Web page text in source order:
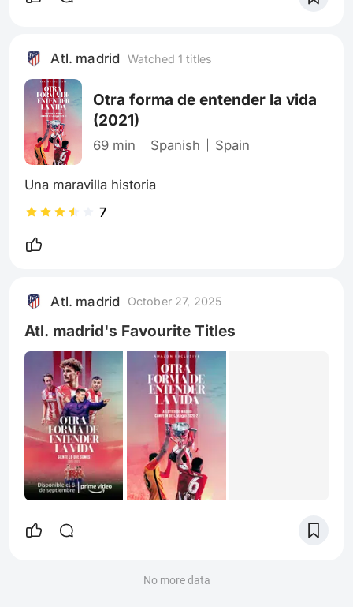
Atl. madrid Watched 1 titles
Otra forma de entender la vida
(2021)
69 min Spanish Spain
Una maravilla historia
7
Atl. madrid October 27, 2025
Atl. madrid's Favourite Titles
No more data